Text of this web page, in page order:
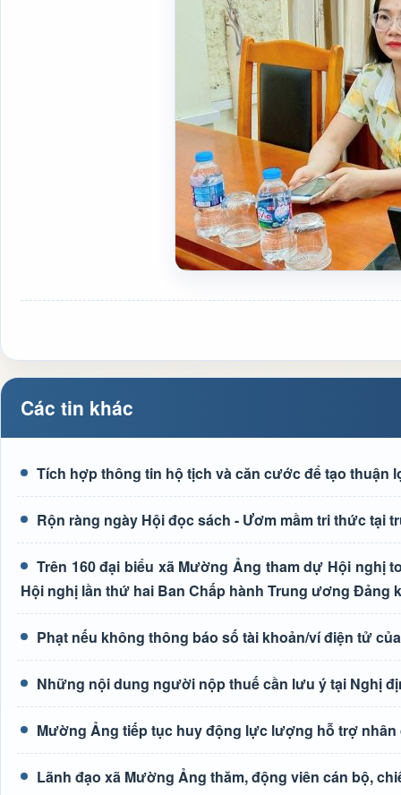
Các tin khác
Tích hợp thông tin hộ tịch và căn cước để tạo thuận
Rộn ràng ngày Hội đọc sách - Ươm mầm tri thức tại
Trên 160 đại biểu xã Mường Ảng tham dự Hội nghị
Hội nghị lần thứ hai Ban Chấp hành Trung ương Đảng
Phạt nếu không thông báo số tài khoản/ví điện tử
Những nội dung người nộp thuế cần lưu ý tại Nghị
Mường Ảng tiếp tục huy động lực lượng hỗ trợ nhân
Lãnh đạo xã Mường Ảng thăm, động viên cán bộ,